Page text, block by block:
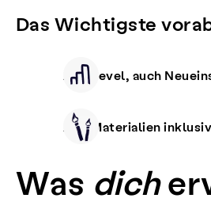
Das Wichtigste
Alle Level, auch
Alle Materialien
Was dich